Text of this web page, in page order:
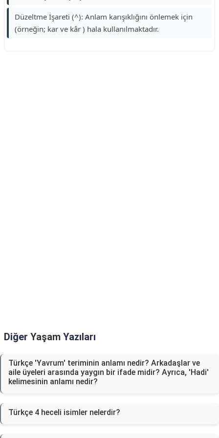
Düzeltme İşareti (^): Anlam karışıklığını önlemek için
(örneğin; kar ve kâr ) hala kullanılmaktadır.
Diğer Yaşam Yazıları
Türkçe 'Yavrum' teriminin anlamı nedir? Arkadaşlar ve
aile üyeleri arasında yaygın bir ifade midir? Ayrıca, 'Hadi'
kelimesinin anlamı nedir?
Türkçe 4 heceli isimler nelerdir?